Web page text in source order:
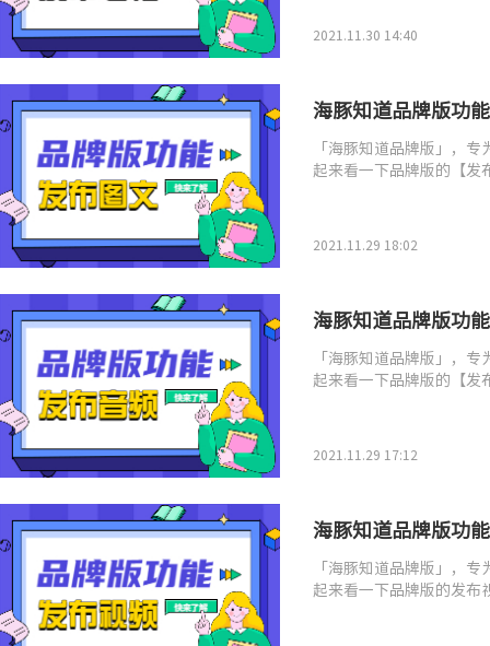
2021.11.30 14:40
海豚知道品牌版功
「海豚知道品牌版」，
起来看一下品牌版的【发
2021.11.29 18:02
海豚知道品牌版功
「海豚知道品牌版」，
起来看一下品牌版的【发
2021.11.29 17:12
海豚知道品牌版功
「海豚知道品牌版」，
起来看一下品牌版的发布